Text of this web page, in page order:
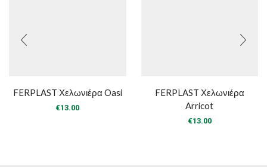
FERPLAST Χελωνιέρα Oasi
€13.00
FERPLAST Χελωνιέρα
Arricot
€13.00